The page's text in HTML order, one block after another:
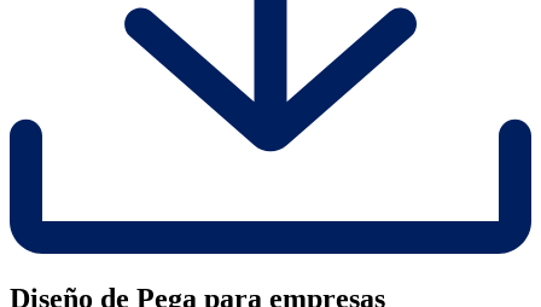
Diseño de Pega para empresas